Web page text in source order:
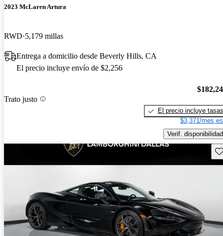
2023 McLaren Artura
RWD 5,179 millas
Entrega a domicilio desde Beverly Hills, CA
El precio incluye envío de $2,256
Trato justo
El precio incluye tasas
$3,371/mes
Verif. disponibilidad